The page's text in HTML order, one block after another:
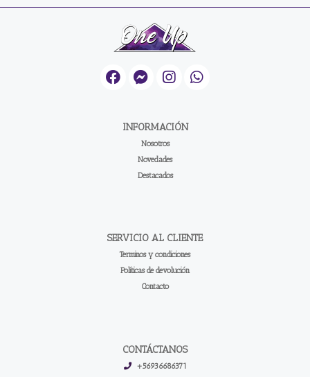
INFORMACIÓN
Nosotros
Novedades
Destacados
SERVICIO AL CLIENTE
Terminos y condiciones
Políticas de devolución
Contacto
CONTÁCTANOS
+56936686371